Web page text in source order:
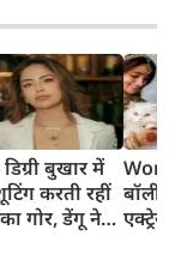
बुखार में
करती रहीं
गोर, डेंगू ने